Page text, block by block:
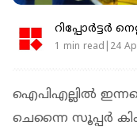
റിപ്പോർട്ടർ
1 min read|24
ഐപിഎല്ലിൽ
ചെന്നൈ സൂപ്പർ